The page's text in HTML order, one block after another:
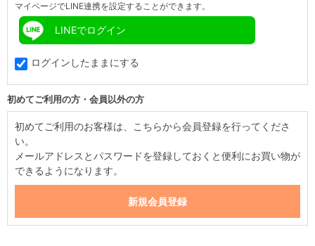
マイページでLINE連携を設定することができます。
LINEでログイン
ログインしたままにする
初めてご利用の方・会員以外の方
初めてご利用のお客様は、こちらから会員登録を行ってくださ
い。
メールアドレスとパスワードを登録しておくと便利にお買い物が
できるようになります。